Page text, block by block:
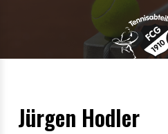
Jürgen Hodler